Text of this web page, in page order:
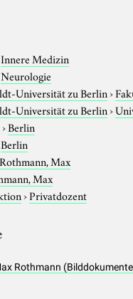
Innere Medizin
Neurologie
Universität zu Berlin›
Universität zu Berlin›
›Berlin
Berlin
Rothmann, Max
Max
›Privatdozent
Rothmann